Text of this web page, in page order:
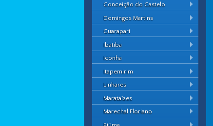
Conceição do Castelo
Domingos Martins
Guarapari
Ibatiba
Iconha
Itapemirim
Linhares
Marataízes
Marechal Floriano